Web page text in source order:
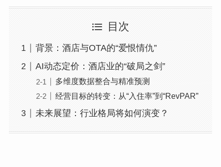
目次
背景：酒店与OTA的“爱恨情仇”
AI动态定价：酒店业的“破局之剑”
多维度数据整合与精准预测
经营目标的转变：从“入住率”到“RevPAR”
未来展望：行业格局将如何演变？